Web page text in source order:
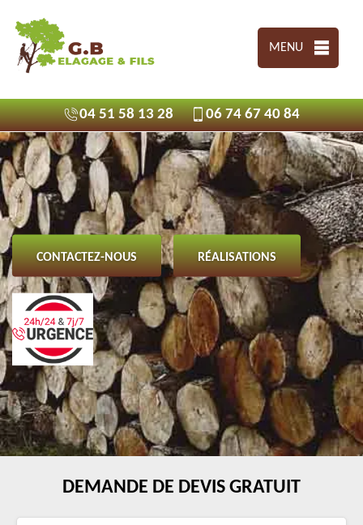
MENU
04 51 58 13 28 06 74 67 40 84
CONTACTEZ-NOUS RÉALISATIONS
DEMANDE DE DEVIS GRATUIT